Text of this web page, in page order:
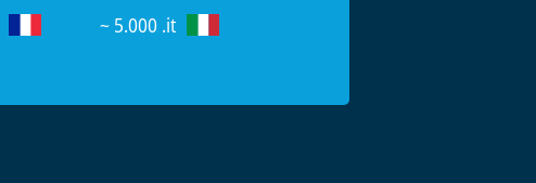
~ 5.000 .it